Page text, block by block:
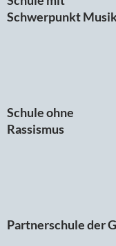
Schwerpunkt
Schule ohne
Rassismus
Partnerschule der